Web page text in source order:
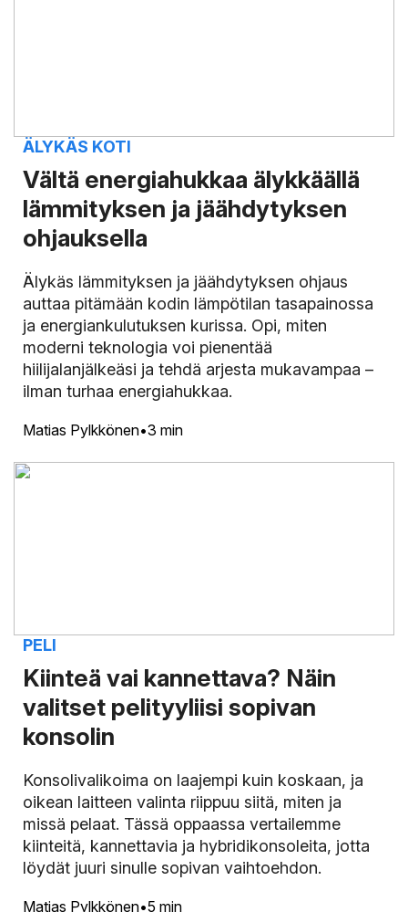
Vältä energiahukkaa älykkäällä
lämmityksen ja jäähdytyksen
ohjauksella
ÄLYKÄS KOTI
3 min
Älykäs lämmityksen ja jäähdytyksen ohjaus
auttaa pitämään kodin lämpötilan tasapainossa
ja energiankulutuksen kurissa. Opi, miten
moderni teknologia voi pienentää
hiilijalanjälkeäsi ja tehdä arjesta mukavampaa –
ilman turhaa energiahukkaa.
Matias Pylkkönen
Kiinteä vai kannettava? Näin
valitset pelityyliisi sopivan
konsolin
PELI
5 min
Konsolivalikoima on laajempi kuin koskaan, ja
oikean laitteen valinta riippuu siitä, miten ja
missä pelaat. Tässä oppaassa vertailemme
kiinteitä, kannettavia ja hybridikonsoleita, jotta
löydät juuri sinulle sopivan vaihtoehdon.
Matias Pylkkönen